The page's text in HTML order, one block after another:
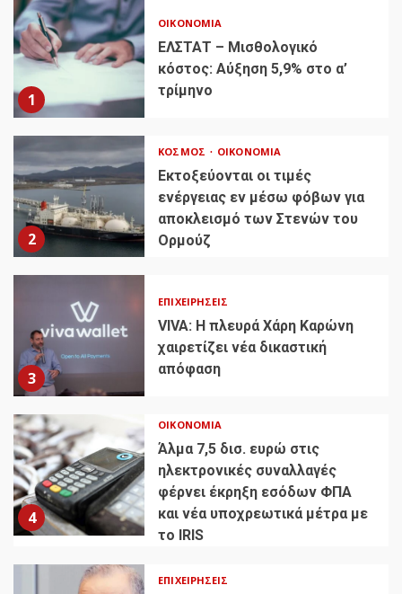
1
ΟΙΚΟΝΟΜΊΑ
ΕΛΣΤΑΤ – Μισθολογικό
κόστος: Αύξηση 5,9% στο α’
τρίμηνο
2
ΚΌΣΜΟΣ ΟΙΚΟΝΟΜΊΑ
Εκτοξεύονται οι τιμές
ενέργειας εν μέσω φόβων για
αποκλεισμό των Στενών του
Ορμούζ
3
ΕΠΙΧΕΙΡΉΣΕΙΣ
VIVA: Η πλευρά Χάρη Καρώνη
χαιρετίζει νέα δικαστική
απόφαση
4
ΟΙΚΟΝΟΜΊΑ
Άλμα 7,5 δισ. ευρώ στις
ηλεκτρονικές συναλλαγές
φέρνει έκρηξη εσόδων ΦΠΑ
και νέα υποχρεωτικά μέτρα με
το IRIS
ΕΠΙΧΕΙΡΉΣΕΙΣ